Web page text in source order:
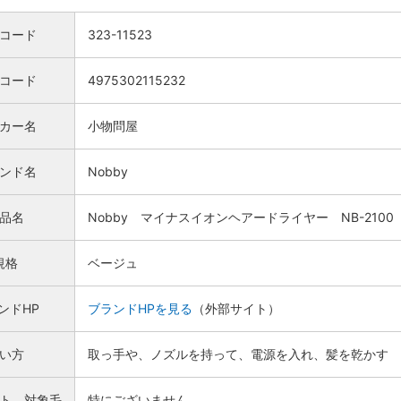
ード 323-11523
ード 4975302115232
ー名 小物問屋
ド名 Nobby
名 Nobby マイナスイオンヘアードライヤー NB-2100
格 ベージュ
ドHP ブランドHPを見る （外部サイト）
方 取っ手や、ノズルを持って、電源を入れ、髪を乾かす